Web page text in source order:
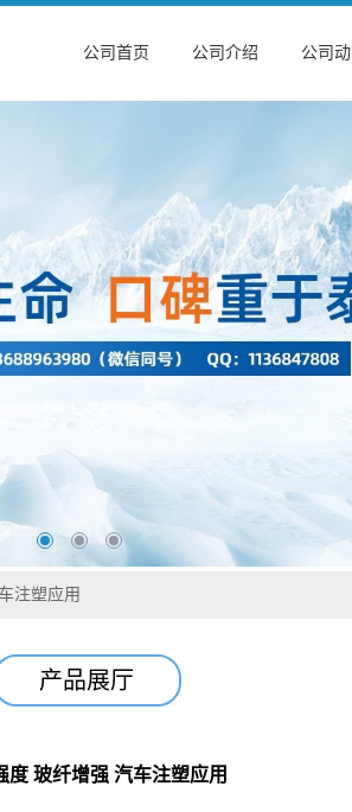
公司首页 公司介绍 公司
注塑应用
产品展厅
度 玻纤增强 汽车注塑应用